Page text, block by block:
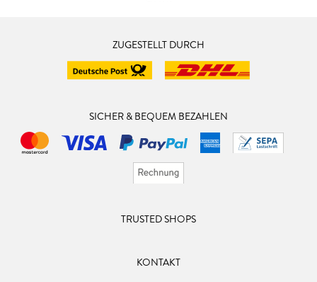
ZUGESTELLT DURCH
SICHER & BEQUEM BEZAHLEN
TRUSTED SHOPS
KONTAKT